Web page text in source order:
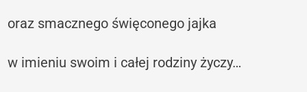
oraz smacznego święconego jajka
w imieniu swoim i całej rodziny życzy…